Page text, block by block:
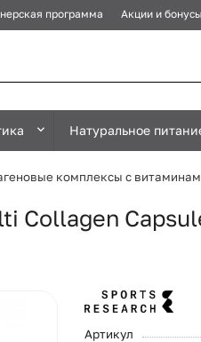
программа Акции и бонусы
Натуральное
комплексы с
Collagen
Артикул